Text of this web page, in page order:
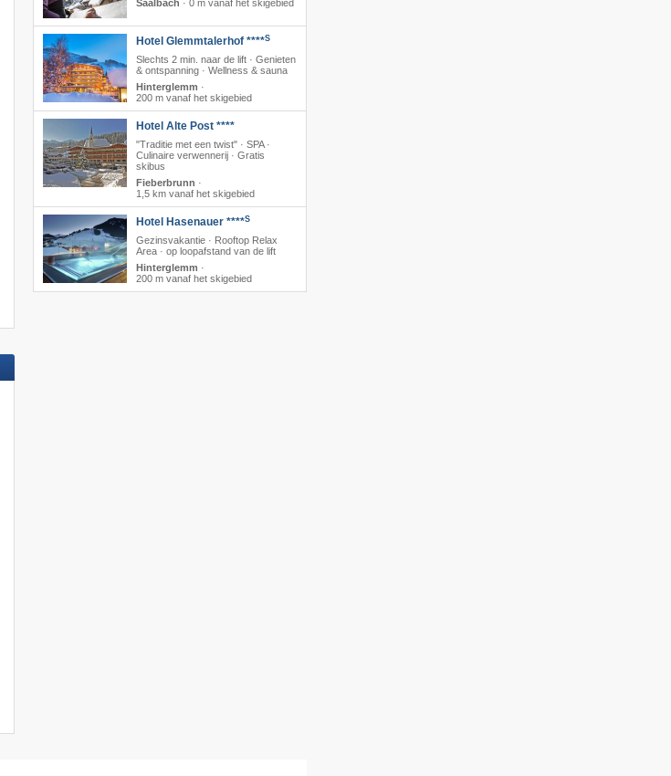
Saalbach · 0 m vanaf het skigebied
Hotel Glemmtalerhof ****S
Slechts 2 min. naar de lift · Genieten
& ontspanning · Wellness & sauna
Hinterglemm ·
200 m vanaf het skigebied
Hotel Alte Post ****
"Traditie met een twist" · SPA ·
Culinaire verwennerij · Gratis
skibus
Fieberbrunn ·
1,5 km vanaf het skigebied
Hotel Hasenauer ****S
Gezinsvakantie · Rooftop Relax
Area · op loopafstand van de lift
Hinterglemm ·
200 m vanaf het skigebied